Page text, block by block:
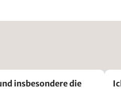
insbesondere die